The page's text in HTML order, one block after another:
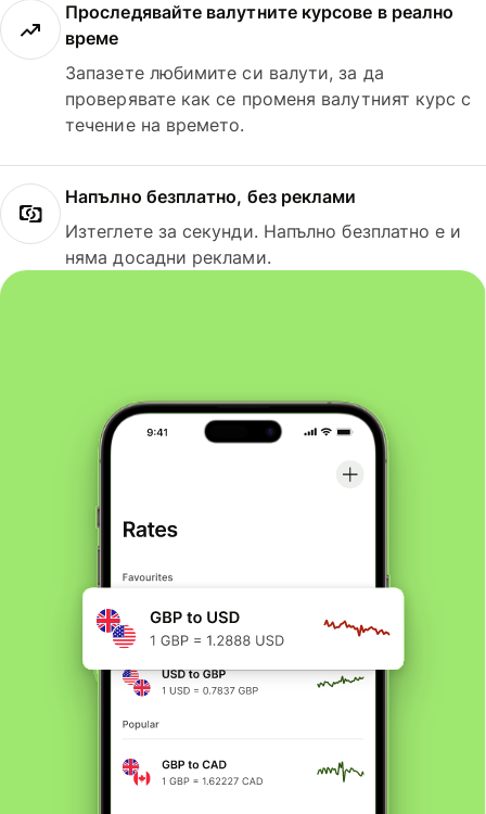
Проследявайте валутните курсове в реално
време
Запазете любимите си валути, за да
проверявате как се променя валутният курс с
течение на времето.
Напълно безплатно, без реклами
Изтеглете за секунди. Напълно безплатно е и
няма досадни реклами.